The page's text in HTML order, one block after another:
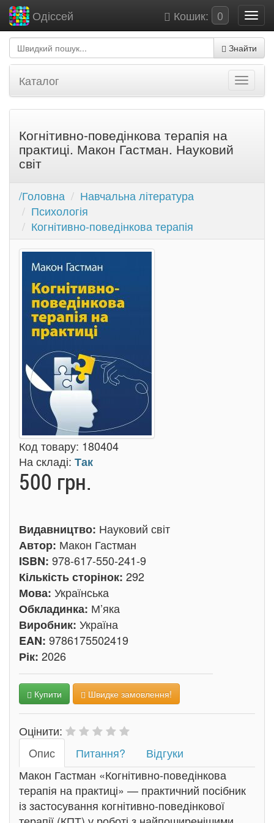
Кошик: 0
Одіссей
Знайти
Каталог
Когнітивно-поведінкова терапія на
практиці. Макон Гастман. Науковий
світ
/Головна
Навчальна література
Психологія
Когнітивно-поведінкова терапія
Код товару: 180404
На складі: Так
500 грн.
Видавництво: Науковий світ
Автор: Макон Гастман
ISBN: 978-617-550-241-9
Кількість сторінок: 292
Мова: Українська
Обкладинка: М’яка
Виробник: Україна
EAN: 9786175502419
Рік: 2026
Купити Швидке замовлення!
Оцінити:
Oпис
Питання?
Відгуки
Макон Гастман «Когнітивно-поведінкова
терапія на практиці» — практичний посібник
із застосування когнітивно-поведінкової